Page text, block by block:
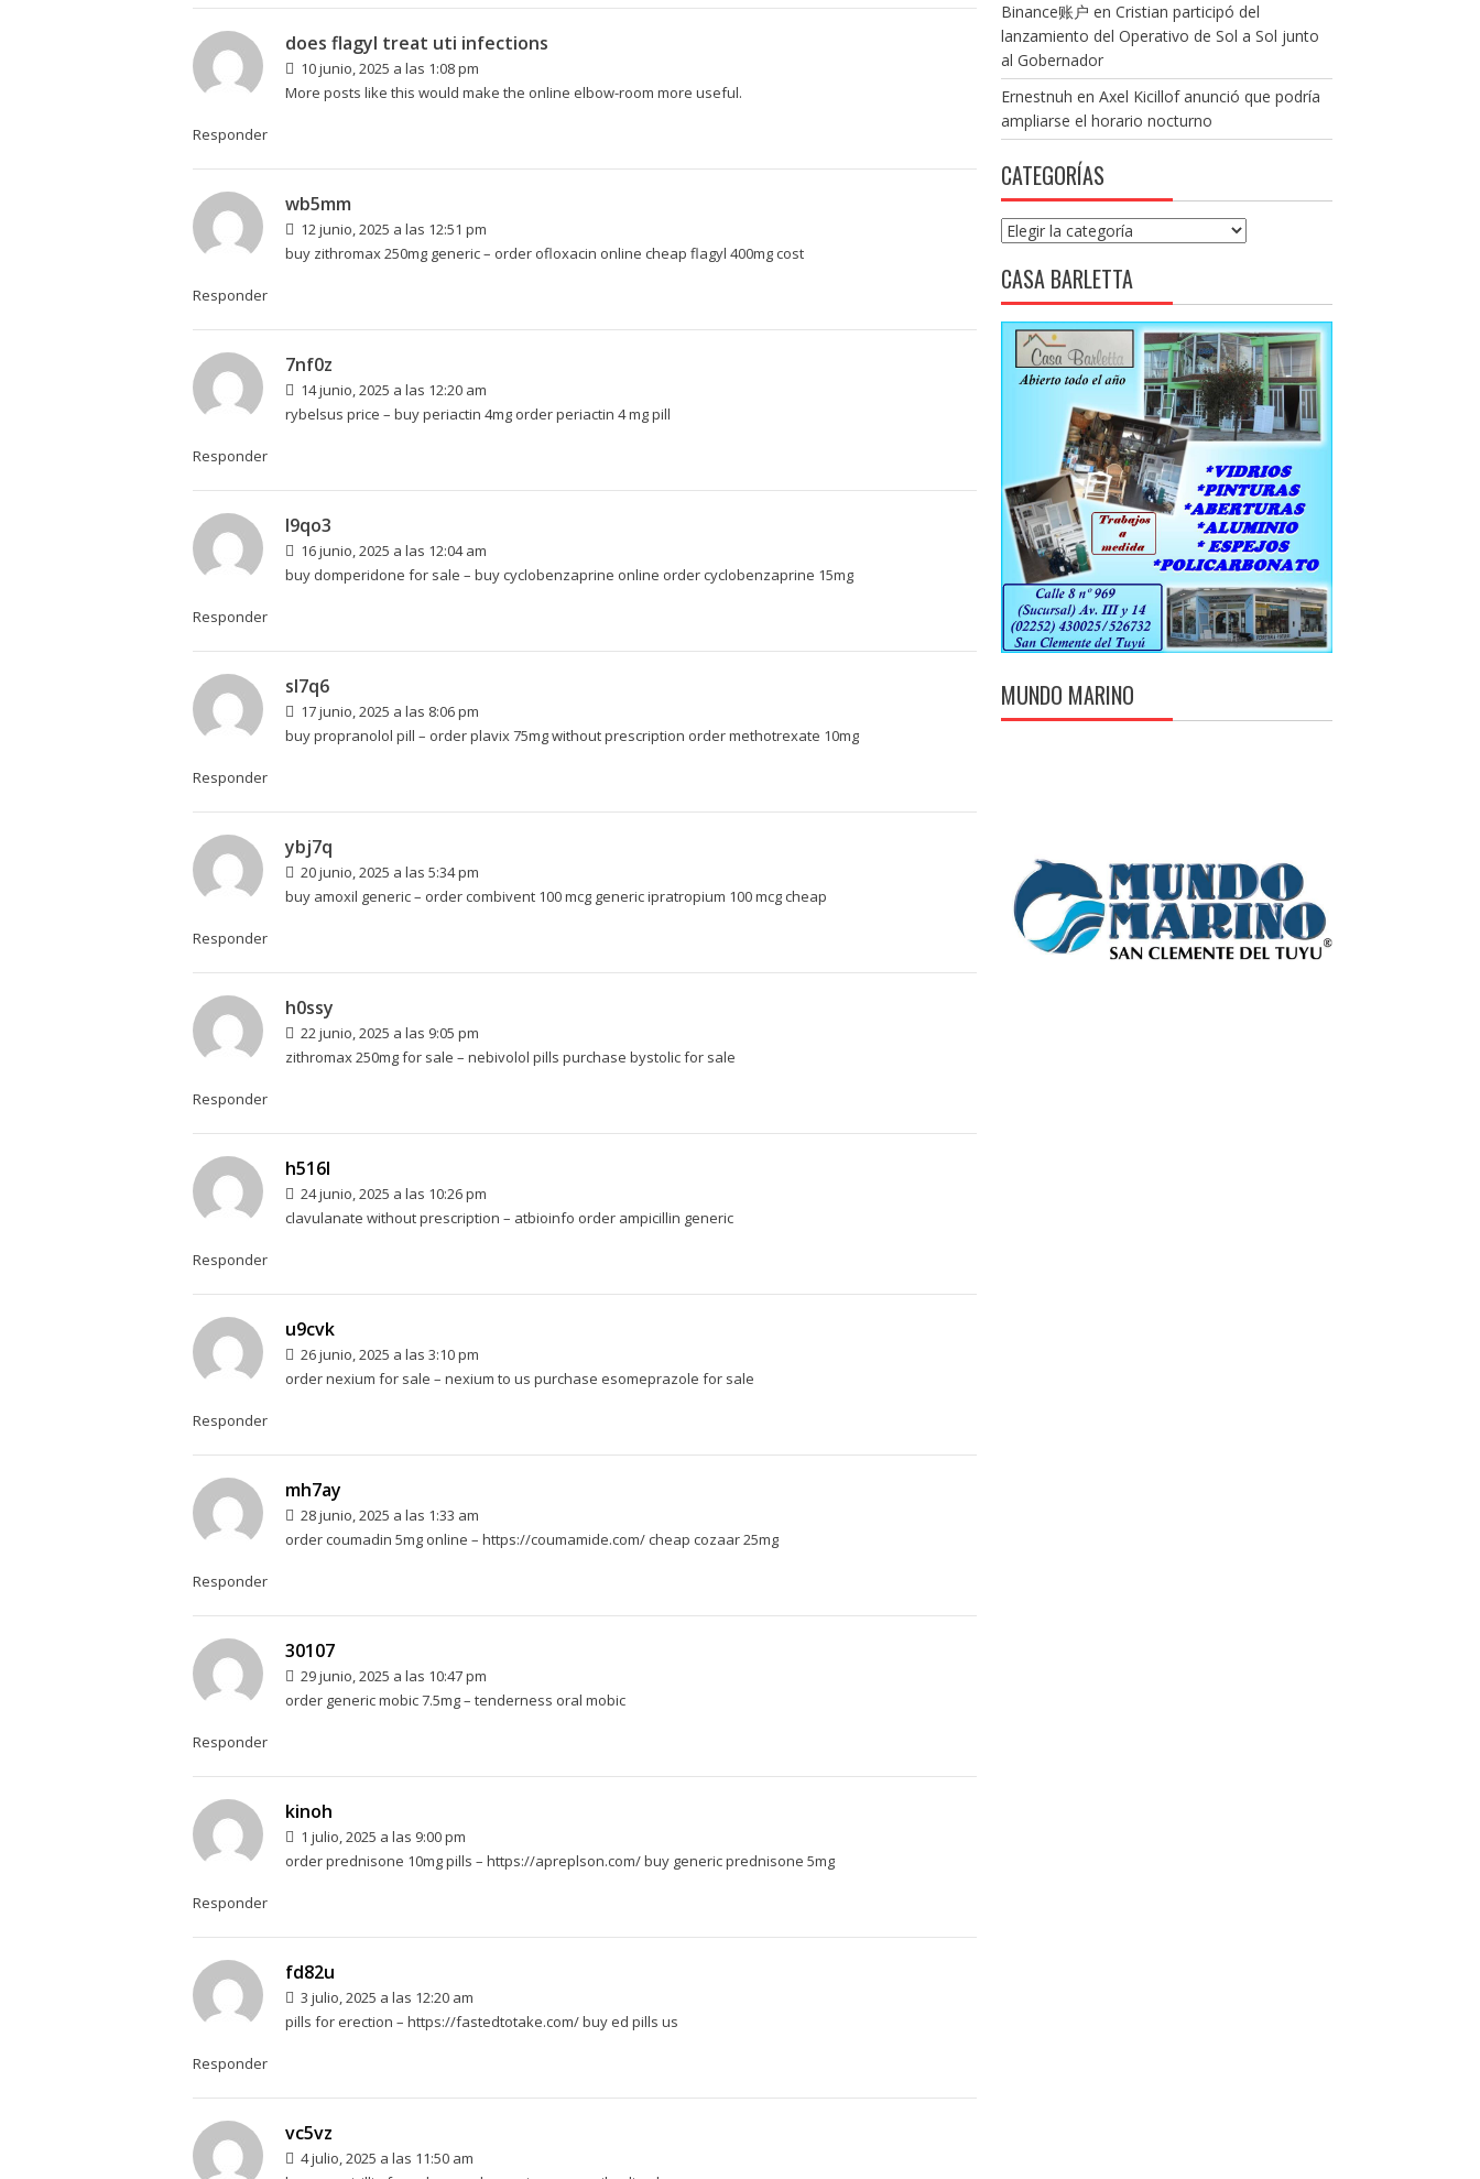
does flagyl treat uti infections
10 junio, 2025 a las 1:08 pm
More posts like this would make the online elbow-room more useful.
Responder
wb5mm
12 junio, 2025 a las 12:51 pm
buy zithromax 250mg generic – order ofloxacin online cheap flagyl 400mg cost
Responder
7nf0z
14 junio, 2025 a las 12:20 am
rybelsus price – buy periactin 4mgorder periactin 4 mg pill
Responder
l9qo3
16 junio, 2025 a las 12:04 am
buy domperidone for sale – buy cyclobenzaprine online order cyclobenzaprine 15mg
Responder
sl7q6
17 junio, 2025 a las 8:06 pm
buy propranolol pill – order plavix 75mg without prescription order methotrexate 10mg
Responder
ybj7q
20 junio, 2025 a las 5:34 pm
buy amoxil generic – order combivent 100 mcg genericipratropium 100 mcg cheap
Responder
h0ssy
22 junio, 2025 a las 9:05 pm
zithromax 250mg for sale – nebivolol pills purchase bystolic for sale
Responder
h516l
24 junio, 2025 a las 10:26 pm
clavulanate without prescription – atbioinfo order ampicillin generic
Responder
u9cvk
26 junio, 2025 a las 3:10 pm
order nexium for sale – nexium to us purchase esomeprazole for sale
Responder
mh7ay
28 junio, 2025 a las 1:33 am
order coumadin 5mg online – https://coumamide.com/cheap cozaar 25mg
Responder
30107
29 junio, 2025 a las 10:47 pm
order generic mobic 7.5mg – tenderness oral mobic
Responder
kinoh
1 julio, 2025 a las 9:00 pm
order prednisone 10mg pills – https://apreplson.com/buy generic prednisone 5mg
Responder
fd82u
3 julio, 2025 a las 12:20 am
pills for erection – https://fastedtotake.com/buy ed pills us
Responder
vc5vz
4 julio, 2025 a las 11:50 am
Binance账户 en Cristian participó del
lanzamiento del Operativo de Sol a Sol junto
al Gobernador
Ernestnuh en Axel Kicillof anunció que podría
ampliarse el horario nocturno
CATEGORÍAS
Categorías
CASA BARLETTA
MUNDO MARINO